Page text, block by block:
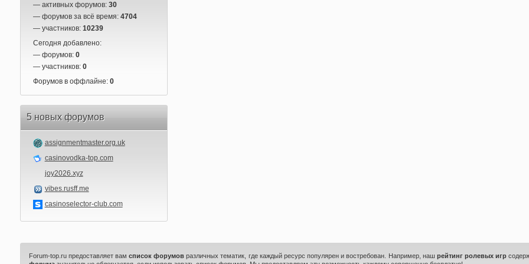
— активных форумов: 30
— форумов за всё время: 4704
— участников: 10239
Сегодня добавлено:
— форумов: 0
— участников: 0
Форумов в оффлайне: 0
5 новых форумов
assignmentmaster.org.uk
casinovodka-top.com
joy2026.xyz
vibes.rusff.me
casinoselector-club.com
Forum-top.ru предоставляет вамсписок форумов различных тематик, где каждый ресурс популярен и востребован. Например, наш рейтинг ролевых игр